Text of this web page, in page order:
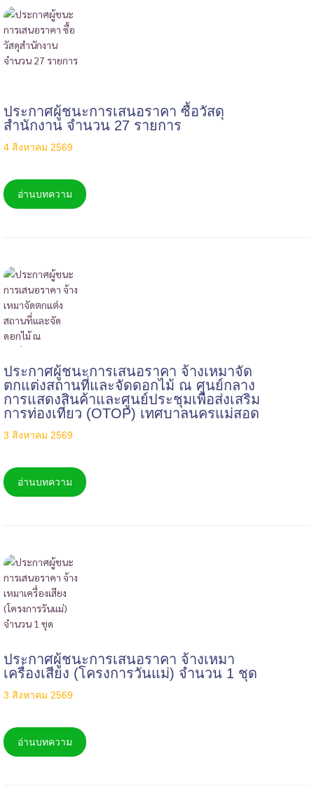
ประกาศผู้ชนะการเสนอราคา ซื้อวัสดุ
สำนักงาน จำนวน 27 รายการ
4 สิงหาคม 2569
อ่านบทความ
ประกาศผู้ชนะการเสนอราคา จ้างเหมาจัด
ตกแต่งสถานที่และจัดดอกไม้ ณ ศูนย์กลาง
การแสดงสินค้าและศูนย์ประชุมเพื่อส่งเสริม
การท่องเที่ยว (OTOP) เทศบาลนครแม่สอด
3 สิงหาคม 2569
อ่านบทความ
ประกาศผู้ชนะการเสนอราคา จ้างเหมา
เครื่องเสียง (โครงการวันแม่) จำนวน 1 ชุด
3 สิงหาคม 2569
อ่านบทความ